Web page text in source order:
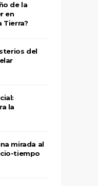
de la
en
Tierra?
del
la
mirada al
tiempo